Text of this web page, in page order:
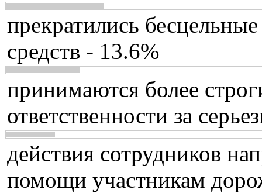
прекратились
средств - 13.6%
принимаются более
ответственности за
действия сотрудников
помощи участникам